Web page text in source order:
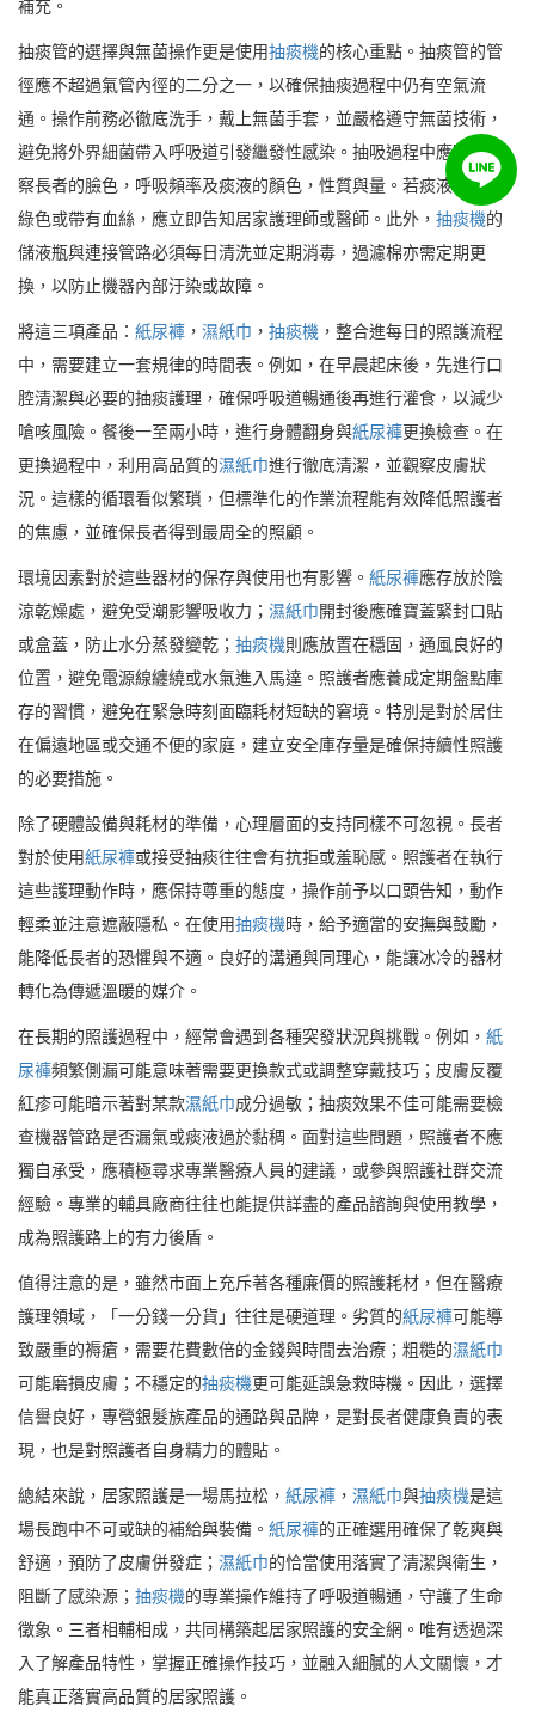
補充。
抽痰管的選擇與無菌操作更是使用抽痰機的核心重點。抽痰管的管
徑應不超過氣管內徑的二分之一，以確保抽痰過程中仍有空氣流
通。操作前務必徹底洗手，戴上無菌手套，並嚴格遵守無菌技術，
避免將外界細菌帶入呼吸道引發繼發性感染。抽吸過程中應密切觀
察長者的臉色，呼吸頻率及痰液的顏色，性質與量。若痰液呈現黃
綠色或帶有血絲，應立即告知居家護理師或醫師。此外， 抽痰機的
儲液瓶與連接管路必須每日清洗並定期消毒，過濾棉亦需定期更
換，以防止機器內部汙染或故障。
將這三項產品： 紙尿褲 ， 濕紙巾 ， 抽痰機 ，整合進每日的照護流程
中，需要建立一套規律的時間表。例如，在早晨起床後，先進行口
腔清潔與必要的抽痰護理，確保呼吸道暢通後再進行灌食，以減少
嗆咳風險。餐後一至兩小時，進行身體翻身與紙尿褲更換檢查。在
更換過程中，利用高品質的濕紙巾進行徹底清潔，並觀察皮膚狀
況。這樣的循環看似繁瑣，但標準化的作業流程能有效降低照護者
的焦慮，並確保長者得到最周全的照顧。
環境因素對於這些器材的保存與使用也有影響。 紙尿褲應存放於陰
涼乾燥處，避免受潮影響吸收力； 濕紙巾開封後應確寶蓋緊封口貼
或盒蓋，防止水分蒸發變乾； 抽痰機則應放置在穩固，通風良好的
位置，避免電源線纏繞或水氣進入馬達。照護者應養成定期盤點庫
存的習慣，避免在緊急時刻面臨耗材短缺的窘境。特別是對於居住
在偏遠地區或交通不便的家庭，建立安全庫存量是確保持續性照護
的必要措施。
除了硬體設備與耗材的準備，心理層面的支持同樣不可忽視。長者
對於使用紙尿褲或接受抽痰往往會有抗拒或羞恥感。照護者在執行
這些護理動作時，應保持尊重的態度，操作前予以口頭告知，動作
輕柔並注意遮蔽隱私。在使用抽痰機時，給予適當的安撫與鼓勵，
能降低長者的恐懼與不適。良好的溝通與同理心，能讓冰冷的器材
轉化為傳遞溫暖的媒介。
在長期的照護過程中，經常會遇到各種突發狀況與挑戰。例如， 紙
尿褲頻繁側漏可能意味著需要更換款式或調整穿戴技巧；皮膚反覆
紅疹可能暗示著對某款濕紙巾成分過敏；抽痰效果不佳可能需要檢
查機器管路是否漏氣或痰液過於黏稠。面對這些問題，照護者不應
獨自承受，應積極尋求專業醫療人員的建議，或參與照護社群交流
經驗。專業的輔具廠商往往也能提供詳盡的產品諮詢與使用教學，
成為照護路上的有力後盾。
值得注意的是，雖然市面上充斥著各種廉價的照護耗材，但在醫療
護理領域，「一分錢一分貨」往往是硬道理。劣質的紙尿褲可能導
致嚴重的褥瘡，需要花費數倍的金錢與時間去治療；粗糙的濕紙巾
可能磨損皮膚；不穩定的抽痰機更可能延誤急救時機。因此，選擇
信譽良好，專營銀髮族產品的通路與品牌，是對長者健康負責的表
現，也是對照護者自身精力的體貼。
總結來說，居家照護是一場馬拉松， 紙尿褲 ， 濕紙巾與抽痰機是這
場長跑中不可或缺的補給與裝備。 紙尿褲的正確選用確保了乾爽與
舒適，預防了皮膚併發症； 濕紙巾的恰當使用落實了清潔與衛生，
阻斷了感染源； 抽痰機的專業操作維持了呼吸道暢通，守護了生命
徵象。三者相輔相成，共同構築起居家照護的安全網。唯有透過深
入了解產品特性，掌握正確操作技巧，並融入細膩的人文關懷，才
能真正落實高品質的居家照護。